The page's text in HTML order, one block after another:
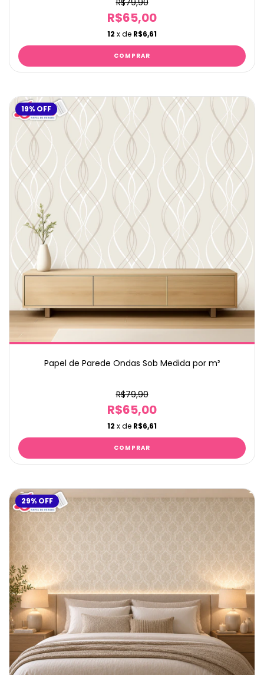
R$79,90
R$65,00
12 x de R$6,61
19% OFF
Papel de Parede Ondas Sob Medida por m²
R$79,90
R$65,00
12 x de R$6,61
29% OFF